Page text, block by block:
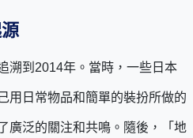
溯到2014年。當時，一些日本
用日常物品和簡單的裝扮所做的
廣泛的關注和共鳴。隨後，「地